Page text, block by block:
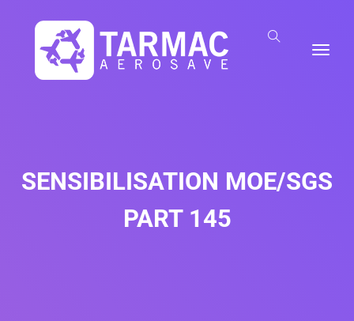
SENSIBILISATION MOE/SGS
PART 145